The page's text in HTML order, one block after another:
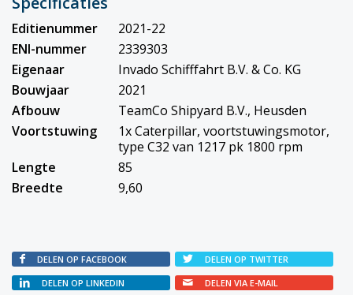
Editienummer
2021-22
ENI-nummer
2339303
Eigenaar
Invado Schifffahrt B.V. & Co. KG
Bouwjaar
2021
Afbouw
TeamCo Shipyard B.V., Heusden
Voortstuwing
1x Caterpillar, voortstuwingsmotor,
type C32 van 1217 pk 1800 rpm
Lengte
85
Breedte
9,60
DELEN OP FACEBOOK
DELEN OP TWITTER
DELEN OP LINKEDIN
DELEN VIA E-MAIL